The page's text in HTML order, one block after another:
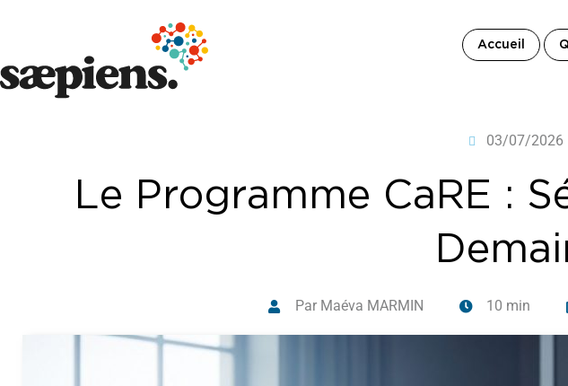
Accueil
03/07/2026
Le Programme CaRE :
Par Maéva MARMIN 10 min